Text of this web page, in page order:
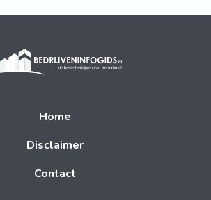
Home
Disclaimer
Contact